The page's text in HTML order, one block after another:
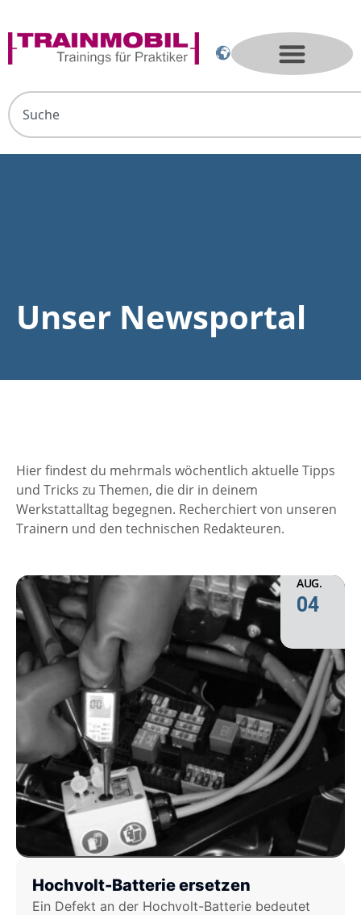
Unser Newsportal
Hier findest du mehrmals wöchentlich aktuelle Tipps
und Tricks zu Themen, die dir in deinem
Werkstattalltag begegnen. Recherchiert von unseren
Trainern und den technischen Redakteuren.
AUG.
04
Hochvolt-Batterie ersetzen
Ein Defekt an der Hochvolt-Batterie bedeutet